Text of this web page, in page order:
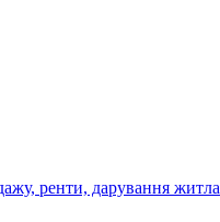
ренти, дарування житла